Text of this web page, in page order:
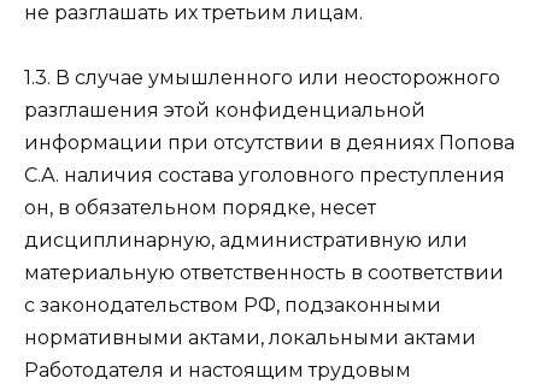
не разглашать их третьим лицам.
1.3. В случае умышленного или неосторожного
разглашения этой конфиденциальной
информации при отсутствии в деяниях Попова
С.А. наличия состава уголовного преступления
он, в обязательном порядке, несет
дисциплинарную, административную или
материальную ответственность в соответствии
с законодательством РФ, подзаконными
нормативными актами, локальными актами
Работодателя и настоящим трудовым